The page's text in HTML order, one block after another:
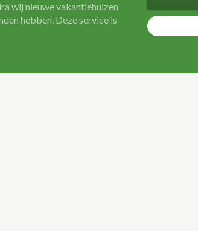
wij nieuwe vakantiehuizen
hebben. Deze service is